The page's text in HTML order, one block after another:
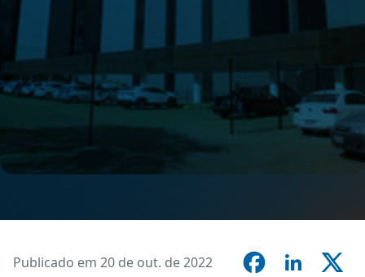
Publicado em 20 de out. de 2022